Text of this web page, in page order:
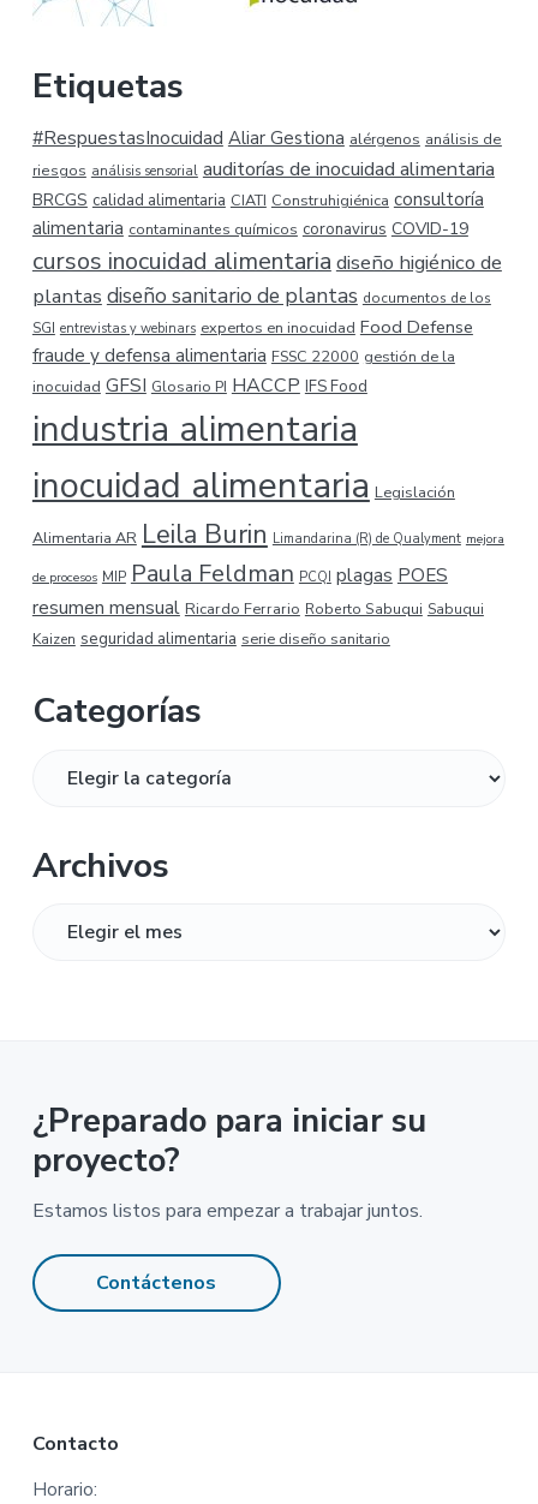
Etiquetas
#RespuestasInocuidad Aliar Gestiona alérgenos análisis de
riesgos análisis sensorial auditorías de inocuidad alimentaria
BRCGS calidad alimentaria CIATI Construhigiénica consultoría
alimentaria contaminantes químicos coronavirus COVID-19
cursos inocuidad alimentaria diseño higiénico de
plantas diseño sanitario de plantas documentos de los
SGI entrevistas y webinars expertos en inocuidad Food Defense
fraude y defensa alimentaria FSSC 22000 gestión de la
inocuidad GFSI Glosario PI HACCP IFS Food
industria alimentaria
inocuidad alimentaria Legislación
Alimentaria AR Leila Burin Limandarina (R) de Qualyment mejora
de procesos MIP Paula Feldman PCQI plagas POES
resumen mensual Ricardo Ferrario Roberto Sabuqui Sabuqui
Kaizen seguridad alimentaria serie diseño sanitario
Categorías
Archivos
¿Preparado para iniciar su
proyecto?
Estamos listos para empezar a trabajar juntos.
Contáctenos
Footer
Contacto
Horario: